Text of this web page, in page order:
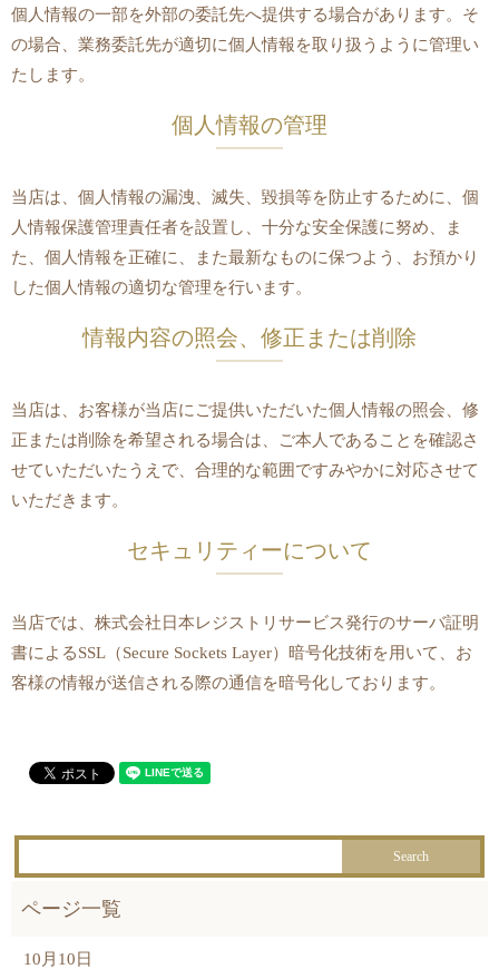
個人情報の一部を外部の委託先へ提供する場合があります。そ
の場合、業務委託先が適切に個人情報を取り扱うように管理い
たします。
個人情報の管理
当店は、個人情報の漏洩、滅失、毀損等を防止するために、個
人情報保護管理責任者を設置し、十分な安全保護に努め、ま
た、個人情報を正確に、また最新なものに保つよう、お預かり
した個人情報の適切な管理を行います。
情報内容の照会、修正または削除
当店は、お客様が当店にご提供いただいた個人情報の照会、修
正または削除を希望される場合は、ご本人であることを確認さ
せていただいたうえで、合理的な範囲ですみやかに対応させて
いただきます。
セキュリティーについて
当店では、株式会社日本レジストリサービス発行のサーバ証明
書によるSSL（Secure Sockets Layer）暗号化技術を用いて、お
客様の情報が送信される際の通信を暗号化しております。
10月10日